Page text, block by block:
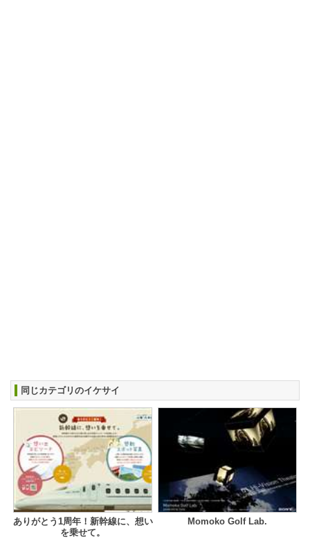
同じカテゴリのイケサイ
ありがとう1周年！新幹線に、想い
を乗せて。
Momoko Golf Lab.